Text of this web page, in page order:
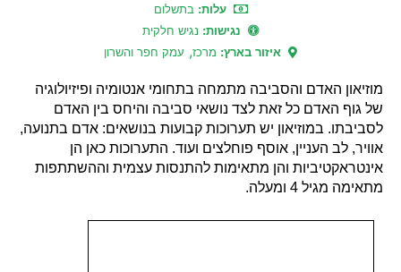
עלות:בתשלום
נגישות: נגיש חלקית
איזור בארץ: מרכז, עמק חפר והשרון
מוזיאון האדם והסביבה מתמחה בתחומי אנטומיה ופיזיולוגיה
של גוף האדם כל זאת לצד נושאי סביבה והיחס בין האדם
לסביבתו. במוזיאון יש תערוכות קבועות בנושאים: אדם בתנועה,
אוויר, לב העניין, אוסף פוחלצים ועוד. התערוכות כאן הן
אינטראקטיביות והן מתאימות להתנסות עצמית וההשתתפות
מתאימה מגיל 4 ומעלה.